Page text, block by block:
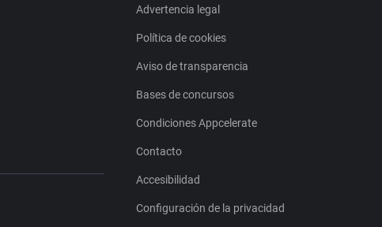
Advertencia legal
Política de cookies
Aviso de transparencia
Bases de concursos
Condiciones Appcelerate
Contacto
Accesibilidad
Configuración de la privacidad